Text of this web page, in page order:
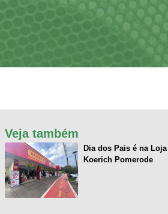
Veja também
Dia dos Pais é na Loja
Koerich Pomerode